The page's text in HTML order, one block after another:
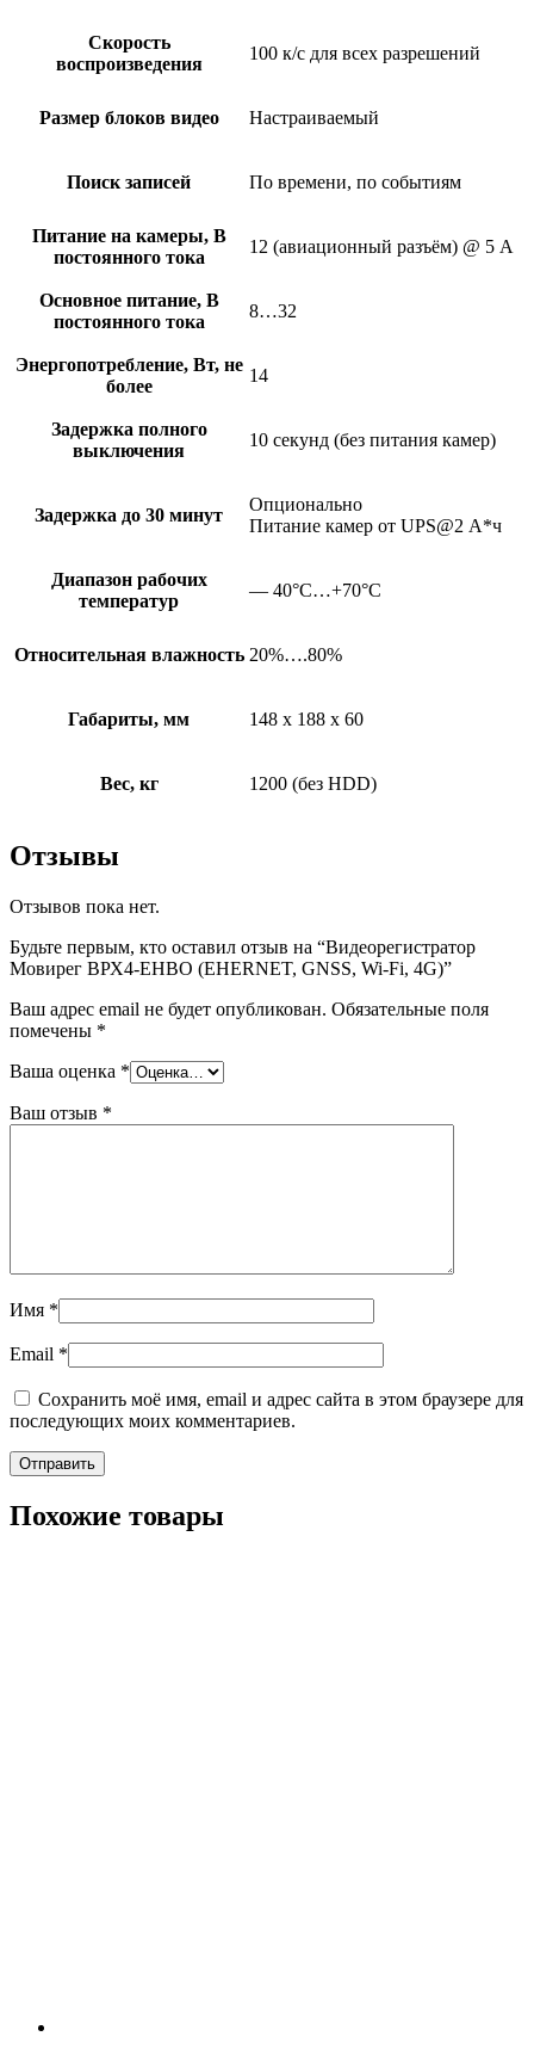
Скорость
воспроизведения
100 к/с для всех разрешений
Размер блоков видео Настраиваемый
Поиск записей По времени, по событиям
Питание на камеры, В
постоянного тока
12 (авиационный разъём) @ 5 A
Основное питание, В
постоянного тока
8…32
Энергопотребление, Вт, не
более
14
Задержка полного
выключения
10 секунд (без питания камер)
Задержка до 30 минут
Опционально
Питание камер от UPS@2 А*ч
Диапазон рабочих
температур
— 40°С…+70°C
Относительная влажность 20%….80%
Габариты, мм 148 х 188 х 60
Вес, кг 1200 (без HDD)
Отзывы
Отзывов пока нет.
Будьте первым, кто оставил отзыв на “Видеорегистратор
Мовирег ВРХ4-ЕНBО (EHERNET, GNSS, Wi-Fi, 4G)”
Ваш адрес email не будет опубликован. Обязательные поля
помечены *
Ваша оценка *
Ваш отзыв *
Имя *
Email *
Сохранить моё имя, email и адрес сайта в этом браузере для
последующих моих комментариев.
Похожие товары